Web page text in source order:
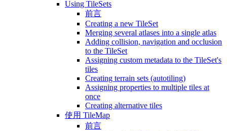
Using TileSets
前言
Creating a new TileSet
Merging several atlases into a single atlas
Adding collision, navigation and occlusion
to the TileSet
Assigning custom metadata to the TileSet's
tiles
Creating terrain sets (autotiling)
Assigning properties to multiple tiles at
once
Creating alternative tiles
使用 TileMap
前言